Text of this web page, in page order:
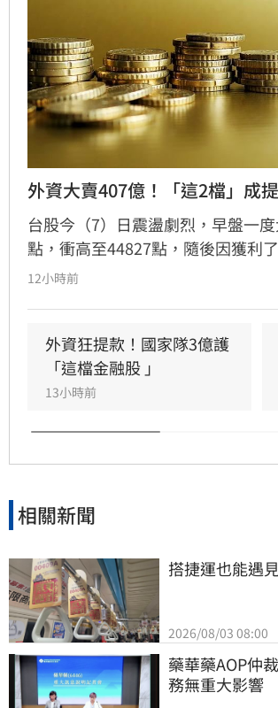
外資大賣407億！「這2檔」成
台股今（7）日震盪劇烈，早盤一
點，衝高至44827點，隨後因獲利
現，指數翻黑收在44225.91點，下
億元，大舉減碼群創與華邦電，長
青睞成為買超冠軍。市場多空在季
鋸，投資人需密切留意後續外資操
流向，短線獲利回吐賣壓是否持續
大盤後市走勢的關鍵指標。
12小時前
外資狂提款！國家隊3億護
「這檔金融股 」
13小時前
相關新聞
搭捷運也能遇
2026/08/03 08:00
藥華藥AOP仲
務無重大影響